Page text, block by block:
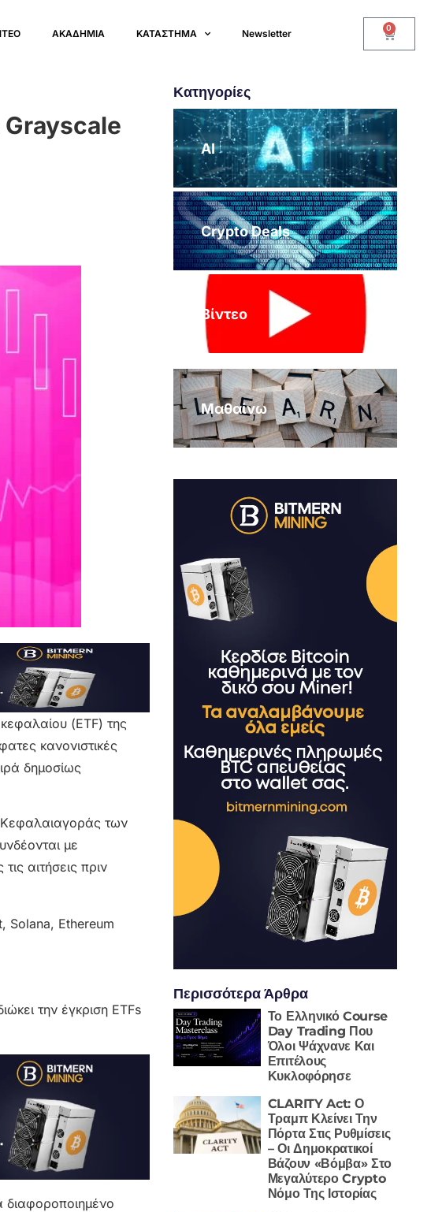
ΑΚΑΔΗΜΙΑ ΚΑΤΑΣΤΗΜΑ Newsletter 0
Grayscale
(ETF) της
κανονιστικές
δημοσίως
Κεφαλαιαγοράς των
με
αιτήσεις πριν
την έγκριση ETFs
διαφοροποιημένο
Κατηγορίες
AI
Crypto Deals
Βίντεο
Μαθαίνω
Περισσότερα Άρθρα
Το Ελληνικό Course
Day Trading Που
Όλοι Ψάχνανε Και
Επιτέλους
Κυκλοφόρησε
CLARITY Act: Ο
Τραμπ Κλείνει Την
Πόρτα Στις Ρυθμίσεις
– Οι Δημοκρατικοί
Βάζουν «Βόμβα» Στο
Μεγαλύτερο Crypto
Νόμο Της Ιστορίας